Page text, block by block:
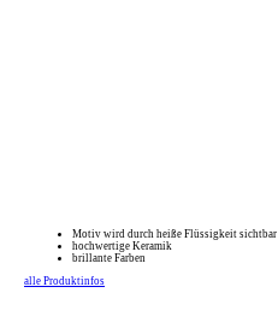
Motiv wird durch heiße Flüssigkeit sichtbar
hochwertige Keramik
brillante Farben
alle Produktinfos